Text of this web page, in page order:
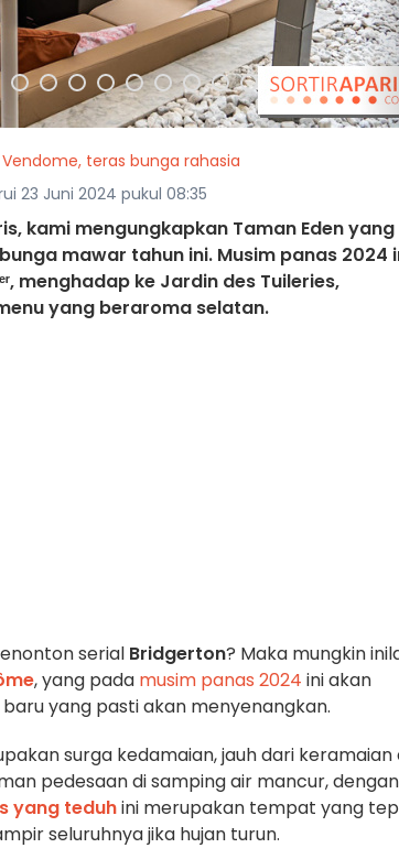
Vendome, teras bunga rahasia
23 Juni 2024 pukul 08:35
kami mengungkapkan Taman Eden yang
mawar tahun ini. Musim panas 2024
menghadap ke Jardin des Tuileries,
yang beraroma selatan.
serial Bridgerton? Maka mungkin
, yang pada musim panas 2024 ini akan
yang pasti akan menyenangkan.
surga kedamaian, jauh dari keramaian
pedesaan di samping air mancur, dengan
yang teduhini merupakan tempat yang
seluruhnya jika hujan turun.